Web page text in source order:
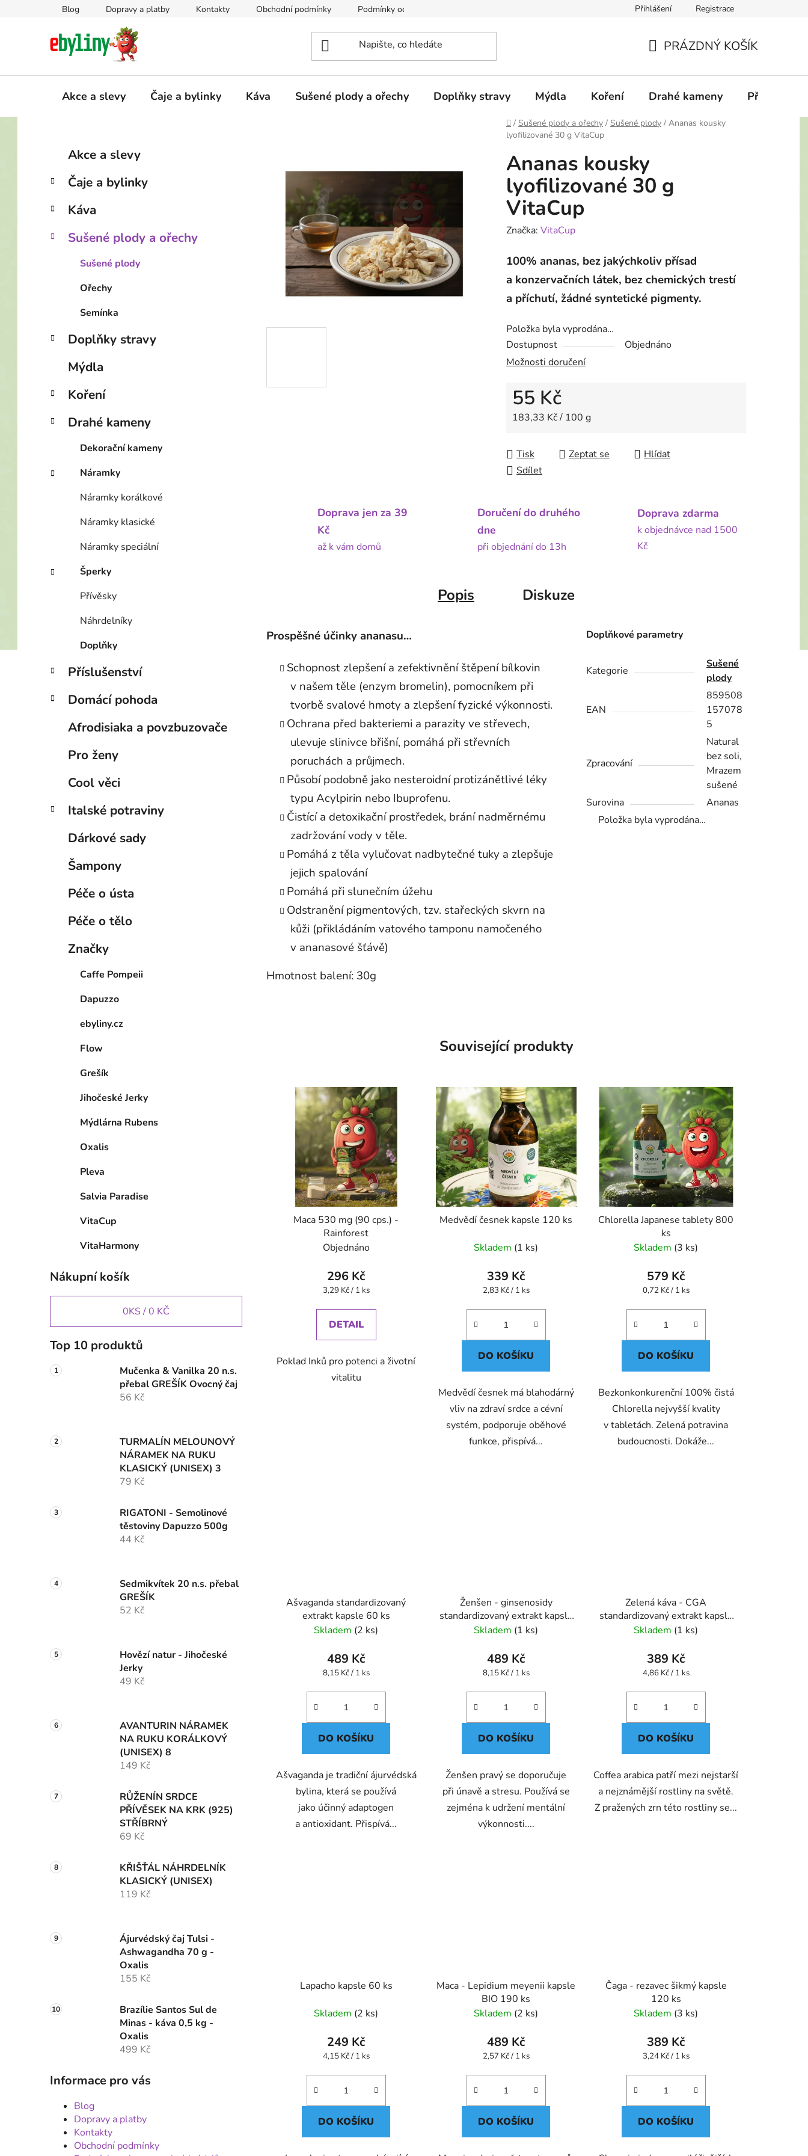
Blog Dopravy a platby Kontakty Obchodní podmínky Podmínky ochrany osobních údajů Přihlášení Registrace
KOŠÍK
PRÁZDNÝ KOŠÍK
Akce a slevy Čaje a bylinky Káva Sušené plody a ořechy Doplňky stravy Mýdla Koření Drahé kameny
Domů
/ Sušené plody a ořechy / Sušené plody / Ananas kousky
lyofilizované 30 g VitaCup
s
r
n
e
Přeskočit
kategorie
e
o
i
Akce a slevy
Čaje a bylinky
Káva
Sušené plody a ořechy
Sušené plody
Ořechy
Semínka
Doplňky stravy
Mýdla
Koření
Drahé kameny
Dekorační kameny
Náramky
Náramky korálkové
Náramky klasické
Náramky speciální
Šperky
Přívěsky
Náhrdelníky
Doplňky
Příslušenství
Domácí pohoda
Afrodisiaka a povzbuzovače
Pro ženy
Cool věci
Italské potraviny
Dárkové sady
Šampony
Péče o ústa
Péče o tělo
Značky
Caffe Pompeii
Dapuzzo
ebyliny.cz
Flow
Grešík
Jihočeské Jerky
Mýdlárna Rubens
Oxalis
Pleva
Salvia Paradise
VitaCup
VitaHarmony
Nákupní košík
0KS /0 KČ
Top 10 produktů
Mučenka & Vanilka 20 n.s.
přebal GREŠÍK Ovocný čaj
56 Kč
TURMALÍN MELOUNOVÝ
NÁRAMEK NA RUKU
KLASICKÝ (UNISEX) 3
79 Kč
RIGATONI - Semolinové
těstoviny Dapuzzo 500g
44 Kč
Sedmikvítek 20 n.s. přebal
GREŠÍK
52 Kč
Hovězí natur - Jihočeské
Jerky
49 Kč
AVANTURIN NÁRAMEK
NA RUKU KORÁLKOVÝ
(UNISEX) 8
149 Kč
RŮŽENÍN SRDCE
PŘÍVĚSEK NA KRK (925)
STŘÍBRNÝ
69 Kč
KŘIŠŤÁL NÁHRDELNÍK
KLASICKÝ (UNISEX)
119 Kč
Ájurvédský čaj Tulsi -
Ashwagandha 70 g -
Oxalis
155 Kč
Brazílie Santos Sul de
Minas - káva 0,5 kg -
Oxalis
499 Kč
Informace pro vás
Blog
Dopravy a platby
Kontakty
Obchodní podmínky
Ananas kousky
lyofilizované 30 g
VitaCup
Značka: VitaCup
100% ananas, bez jakýchkoliv přísad
a konzervačních látek, bez chemických trestí
a příchutí, žádné syntetické pigmenty.
Položka byla vyprodána…
Dostupnost
Objednáno
Možnosti doručení
55 Kč
Měrná cena:
183,33 Kč / 100 g
Tisk Zeptat se
Hlídat
Sdílet
Doprava jen za 39
Kč
až k vám domů
Doručení do druhého
dne
při objednání do 13h
Doprava zdarma
k objednávce nad 1500
Kč
Popis Diskuze
Prospěšné účinky ananasu…
Schopnost zlepšení a zefektivnění štěpení bílkovin
v našem těle (enzym bromelin), pomocníkem při
tvorbě svalové hmoty a zlepšení fyzické výkonnosti.
Ochrana před bakteriemi a parazity ve střevech,
ulevuje slinivce břišní, pomáhá při střevních
poruchách a průjmech.
Působí podobně jako nesteroidní protizánětlivé léky
typu Acylpirin nebo Ibuprofenu.
Čistící a detoxikační prostředek, brání nadměrnému
zadržování vody v těle.
Pomáhá z těla vylučovat nadbytečné tuky a zlepšuje
jejich spalování
Pomáhá při slunečním úžehu
Odstranění pigmentových, tzv. stařeckých skvrn na
kůži (přikládáním vatového tamponu namočeného
v ananasové šťávě)
Hmotnost balení: 30g
Doplňkové parametry
Kategorie
Sušené
plody
EAN
859508
157078
5
Zpracování
Natural
bez soli,
Mrazem
sušené
Surovina
Ananas
Položka byla vyprodána…
Související produkty
Maca 530 mg (90 cps.) -
Rainforest
Objednáno
296 Kč
Měrná
3,29 Kč / 1 ks
DETAIL
Poklad Inků pro potenci a životní
vitalitu
Medvědí česnek kapsle 120 ks
Skladem (1 ks)
339 Kč
Měrná
2,83 Kč / 1 ks
DO KOŠÍKU
Medvědí česnek má blahodárný
vliv na zdraví srdce a cévní
systém, podporuje oběhové
funkce, přispívá...
Chlorella Japanese tablety 800
ks
Skladem (3 ks)
579 Kč
Měrná
0,72 Kč / 1 ks
DO KOŠÍKU
Bezkonkonkurenční 100% čistá
Chlorella nejvyšší kvality
v tabletách. Zelená potravina
budoucnosti. Dokáže...
Ašvaganda standardizovaný
extrakt kapsle 60 ks
Skladem (2 ks)
489 Kč
Měrná
8,15 Kč / 1 ks
DO KOŠÍKU
Ašvaganda je tradiční ájurvédská
bylina, která se používá
jako účinný adaptogen
a antioxidant. Přispívá...
Ženšen - ginsenosidy
standardizovaný extrakt kapsle
60 ks
Skladem (1 ks)
489 Kč
Měrná
8,15 Kč / 1 ks
DO KOŠÍKU
Ženšen pravý se doporučuje
při únavě a stresu. Používá se
zejména k udržení mentální
výkonnosti....
Zelená káva - CGA
standardizovaný extrakt kapsle
80 ks
Skladem (1 ks)
389 Kč
Měrná
4,86 Kč / 1 ks
DO KOŠÍKU
Coffea arabica patří mezi nejstarší
a nejznámější rostliny na světě.
Z pražených zrn této rostliny se...
Lapacho kapsle 60 ks
Skladem (2 ks)
249 Kč
Měrná
4,15 Kč / 1 ks
DO KOŠÍKU
Maca - Lepidium meyenii kapsle
BIO 190 ks
Skladem (2 ks)
489 Kč
Měrná
2,57 Kč / 1 ks
DO KOŠÍKU
Čaga - rezavec šikmý kapsle
120 ks
Skladem (3 ks)
389 Kč
Měrná
3,24 Kč / 1 ks
DO KOŠÍKU